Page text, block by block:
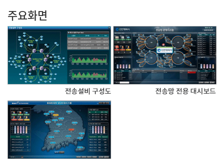
주요화면